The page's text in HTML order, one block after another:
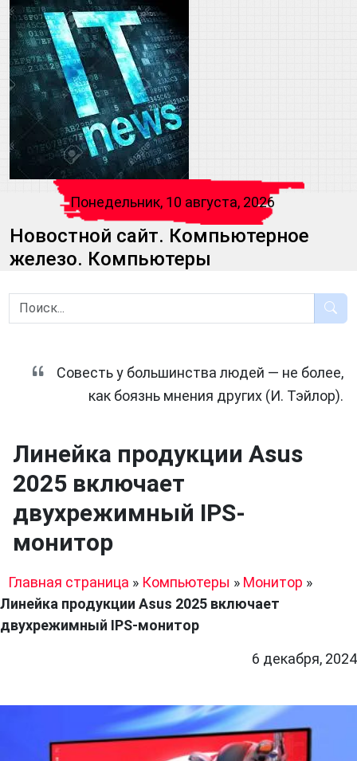
Понедельник, 10 августа, 2026
Новостной сайт. Компьютерное
железо. Компьютеры
Совесть у большинства людей — не более,
как боязнь мнения других (И. Тэйлор).
Линейка продукции Asus
2025 включает
двухрежимный IPS-
монитор
Главная страница » Компьютеры » Монитор »
Линейка продукции Asus 2025 включает
двухрежимный IPS-монитор
6 декабря, 2024